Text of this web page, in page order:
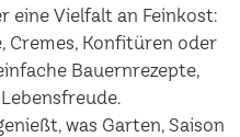
eine Vielfalt an Feinkost:
Cremes, Konfitüren oder
Bauernrezepte,
was Garten, Saison